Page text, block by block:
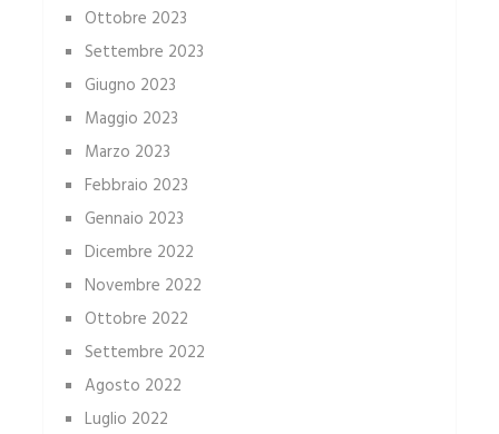
Ottobre 2023
Settembre 2023
Giugno 2023
Maggio 2023
Marzo 2023
Febbraio 2023
Gennaio 2023
Dicembre 2022
Novembre 2022
Ottobre 2022
Settembre 2022
Agosto 2022
Luglio 2022